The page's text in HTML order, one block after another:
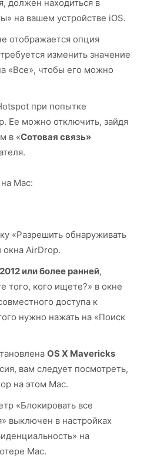
должен находиться в
на вашем устройстве iOS.
отображается опция
изменить значение
«Все», чтобы его можно
при попытке
Ее можно отключить, зайдя
в «Сотовая связь»
Mac:
«Разрешить обнаруживать
AirDrop.
или более ранней,
того, кого ищете?» в окне
доступа к
нужно нажать на «Поиск
OS X Mavericks
вам следует посмотреть,
на этом Mac.
«Блокировать все
выключен в настройках
на
Mac.